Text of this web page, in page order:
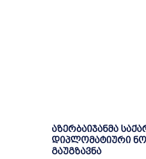
აზერბაიჯანმა
დიპლომატიური
გაუგზავნა